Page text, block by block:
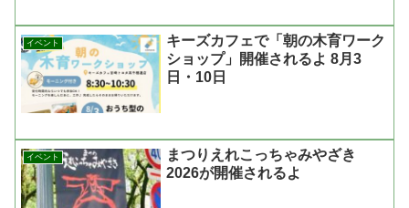
イベント
キーズカフェで「朝の木育ワーク
ショップ」開催されるよ 8月3
日・10日
イベント
まつりえれこっちゃみやざき
2026が開催されるよ